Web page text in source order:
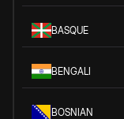
BASQUE
BENGALI
BOSNIAN